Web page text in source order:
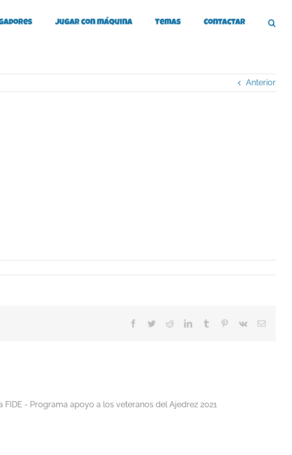
Jugar con máquina Temas Contactar
Anterior
Facebook
TwitterRedditLinkedInTumblr Pinterest
Vk
Correo
- Programa apoyo a los veteranos del Ajedrez 2021